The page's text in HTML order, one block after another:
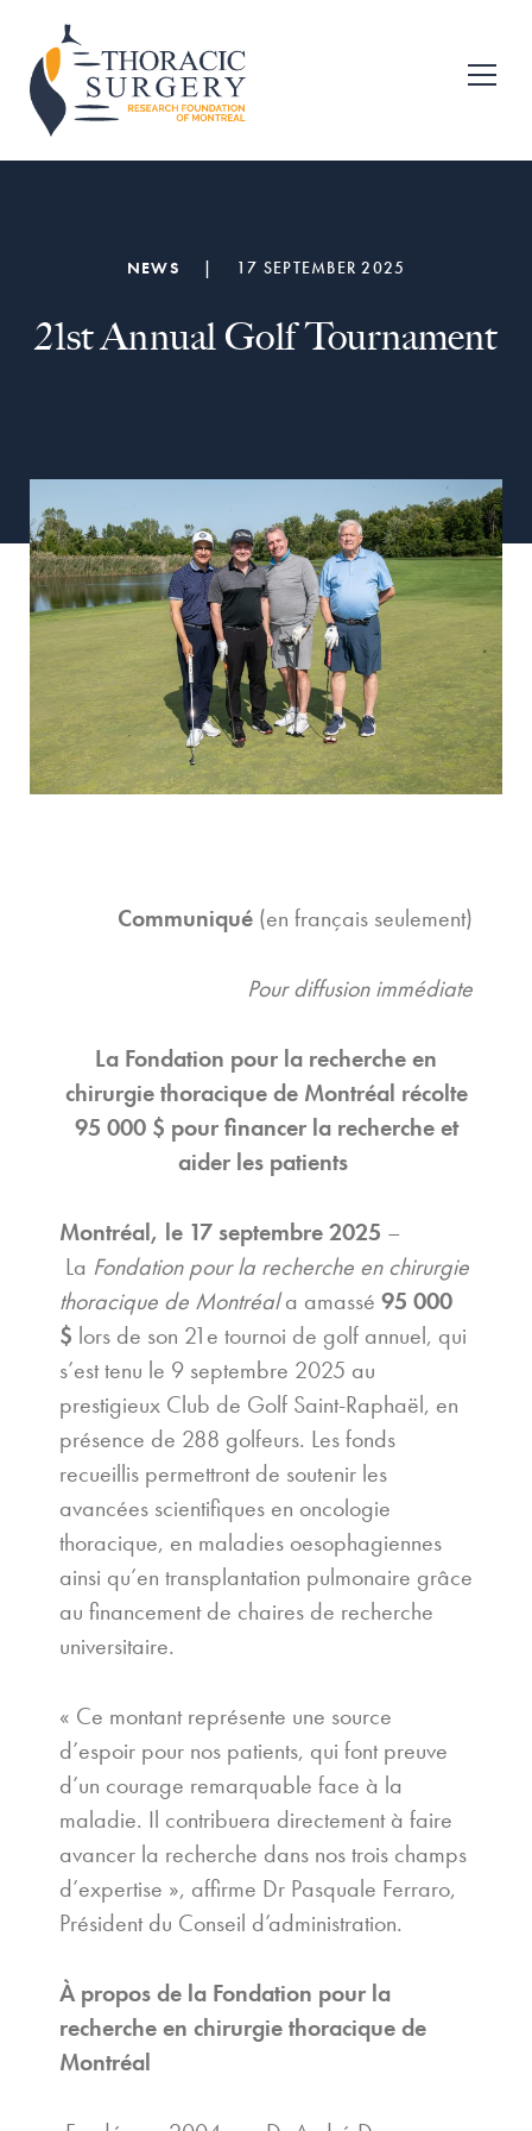
primary
navigation
main
content
Fondation
pour
la
recherche
NEWS | 17 SEPTEMBER 2025
21st Annual Golf Tournament
Communiqué (en français seulement)
Pour diffusion immédiate
La Fondation pour la recherche en
chirurgie thoracique de Montréal récolte
95 000 $ pour financer la recherche et
aider les patients
Montréal, le 17 septembre 2025 –
La Fondation pour la recherche en chirurgie
thoracique de Montréala amassé 95 000
$ lors de son 21e tournoi de golf annuel, qui
s’est tenu le 9 septembre 2025 au
prestigieux Club de Golf Saint-Raphaël, en
présence de 288 golfeurs. Les fonds
recueillis permettront de soutenir les
avancées scientifiques en oncologie
thoracique, en maladies oesophagiennes
ainsi qu’en transplantation pulmonaire grâce
au financement de chaires de recherche
universitaire.
« Ce montant représente une source
d’espoir pour nos patients, qui font preuve
d’un courage remarquable face à la
maladie. Il contribuera directement à faire
avancer la recherche dans nos trois champs
d’expertise », affirme Dr Pasquale Ferraro,
Président du Conseil d’administration.
À propos de la Fondation pour la
recherche en chirurgie thoracique de
Montréal